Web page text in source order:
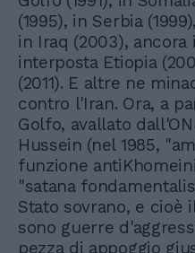
(1995), in Serbia
in Iraq (2003), ancora
interposta Etiopia
(2011). E altre ne
contro l'Iran. Ora, a
Golfo, avallato
Hussein (nel 1985,
funzione
"satana
Stato sovrano, e cioè
sono guerre
pezza di appoggio